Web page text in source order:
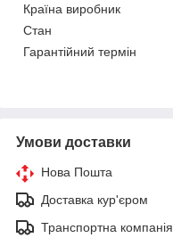
Країна виробник
Стан
Гарантійний термін
Умови доставки
Нова Пошта
Доставка кур'єром
Транспортна компанія